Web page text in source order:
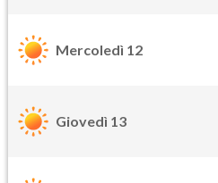
Mercoledì 12
Giovedì 13